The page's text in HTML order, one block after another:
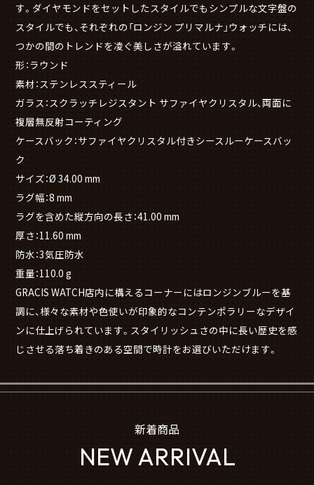
す。ダイヤモンドをセットしたスタイルでもシンプルな文字盤の
スタイルでも、それぞれの「ロンジン プリマルナ」ウォッチには、
つかの間のトレンドを凌ぐ美しさが溢れています。
形：ラウンド
素材：ステンレススティール
ガラス：スクラッチレジスタント サファイヤクリスタル、両面に
複層無反射コーティング
ケースバック：サファイヤクリスタル付きシースルーケースバッ
ク
サイズ：Ø 34.00 mm
ラグ幅：8 mm
ラグを含めた縦方向の長さ：41.00 mm
厚さ：11.60 mm
防水：3気圧防水
重量：110.0 g
GRACIS WATCH店内に構えるコーナーにはロンジンブルーを基
調に、様々な素材や色使いが印象的なコンテンポラリーなデザイ
ンに仕上げられています。スタイリッシュさの中に長い歴史を感
じさせる落ち着きのある空間で時計をお選びいただけます。
新着商品
NEW ARRIVAL